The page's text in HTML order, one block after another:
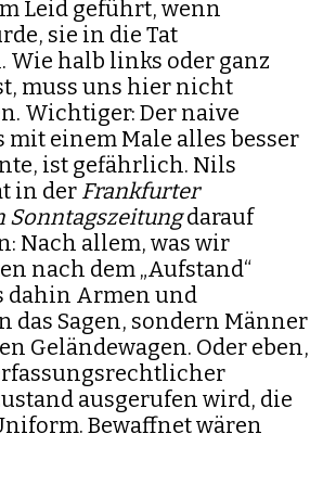
Leid geführt, wenn
sie in die Tat
Wie halb links oder ganz
muss uns hier nicht
Wichtiger: Der naive
mit einem Male alles besser
ist gefährlich. Nils
in der Frankfurter
Sonntagszeitungdarauf
Nach allem, was wir
nach dem „Aufstand“
dahin Armen und
das Sagen, sondern Männer
Ge­ländewagen. Oder eben,
ausgerufen wird, die
Bewaffnet wären